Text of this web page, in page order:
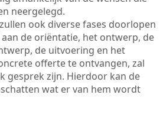
neergelegd.
ook diverse fases doorlopen
de oriëntatie, het ontwerp, de
de uitvoering en het
offerte te ontvangen, zal
gesprek zijn. Hierdoor kan de
wat er van hem wordt